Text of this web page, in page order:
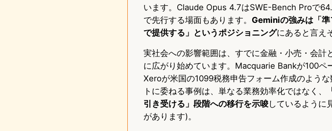
います。Claude Opus 4.7はSWE-Bench Proで
で先行する場面もあります。 Geminiの強みは「
で提供する」というポジショニングにあると言え
実社会への影響範囲は、すでに金融・小売・会
に広がり始めています。Macquarie Bankが100ペ
Xeroが米国の1099税務申告フォーム作成のよう
トに委ねる事例は、単なる業務効率化ではなく、
引き受ける」段階への移行を示唆しているように
があります)。